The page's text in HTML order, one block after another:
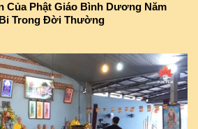
Của Phật Giáo Bình Dương Năm
Trong Đời Thường